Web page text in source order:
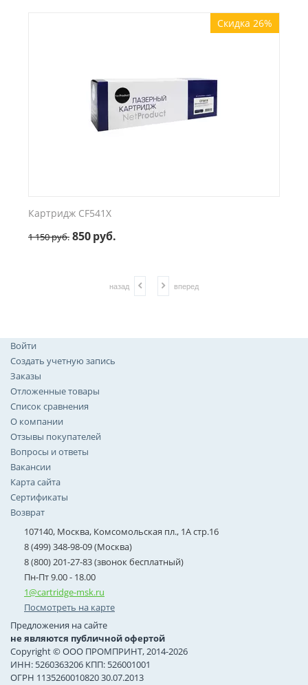
Скидка 26%
Картридж CF541X
1 150руб. 850руб.
назад вперед
Войти
Создать учетную запись
Заказы
Отложенные товары
Список сравнения
О компании
Отзывы покупателей
Вопросы и ответы
Вакансии
Карта сайта
Сертификаты
Возврат
107140, Москва, Комсомольская пл., 1А стр.16
8 (499) 348-98-09 (Москва)
8 (800) 201-27-83 (звонок бесплатный)
Пн-Пт 9.00 - 18.00
1@cartridge-msk.ru
Посмотреть на карте
Предложения на сайте
не являются публичной офертой
Copyright © ООО ПРОМПРИНТ, 2014-2026
ИНН: 5260363206 КПП: 526001001
ОГРН 1135260010820 30.07.2013